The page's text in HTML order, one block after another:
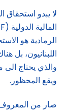
لا يبدو
الرمادية هو
اللبنانيون، بل
والذي يحتاج الى
ويقع المحظور.
صار من المعروف